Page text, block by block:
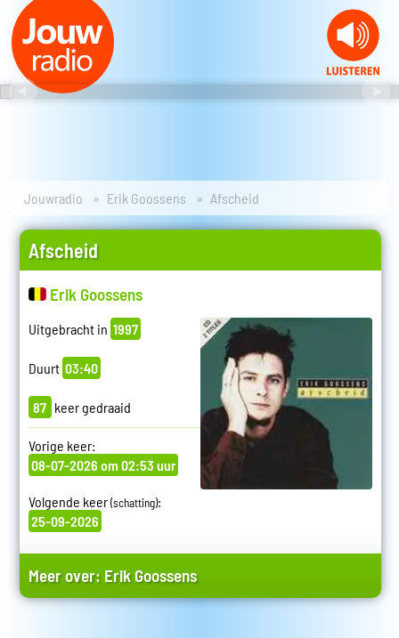
Jouwradio Erik Goossens Afscheid
Afscheid
Erik Goossens
Uitgebracht in 1997
Duurt 03:40
87 keer gedraaid
Vorige keer:
08-07-2026 om 02:53 uur
Volgende keer(schatting):
25-09-2026
Meer over: Erik Goossens